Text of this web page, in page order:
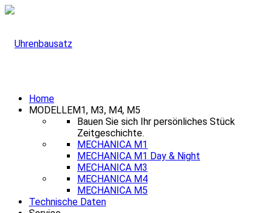
Home
MODELLEM1, M3, M4, M5
Bauen Sie sich Ihr persönliches Stück
Zeitgeschichte.
MECHANICA M1
MECHANICA M1 Day & Night
MECHANICA M3
MECHANICA M4
MECHANICA M5
Technische Daten